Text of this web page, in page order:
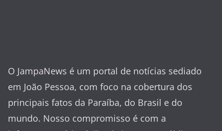
O JampaNews é um portal de notícias sediado
em João Pessoa, com foco na cobertura dos
principais fatos da Paraíba, do Brasil e do
mundo. Nosso compromisso é com a